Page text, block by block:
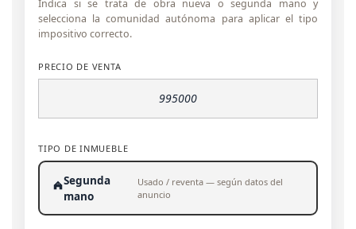
Indica si se trata de obra nueva o segunda mano y
selecciona la comunidad autónoma para aplicar el tipo
impositivo correcto.
PRECIO DE VENTA
TIPO DE INMUEBLE
Segunda
mano
Usado / reventa — según datos del
anuncio